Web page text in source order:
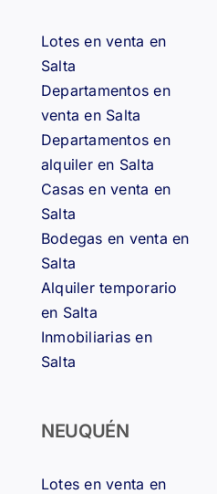
Lotes en venta en
Salta
Departamentos en
venta en Salta
Departamentos en
alquiler en Salta
Casas en venta en
Salta
Bodegas en venta en
Salta
Alquiler temporario
en Salta
Inmobiliarias en
Salta
NEUQUÉN
Lotes en venta en